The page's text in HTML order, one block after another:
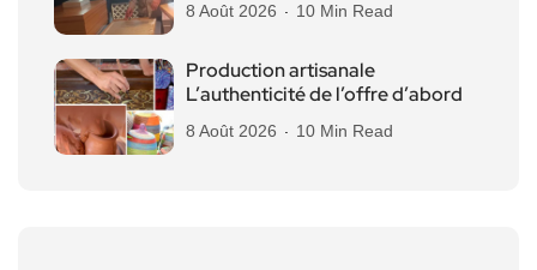
8 Août 2026 10 Min Read
Production artisanale
L’authenticité de l’offre d’abord
8 Août 2026 10 Min Read